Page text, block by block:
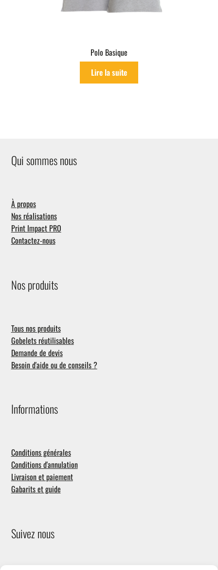
Polo Basique
Lire la suite
Qui sommes nous
À propos
Nos réalisations
Print Impact PRO
Contactez-nous
Nos produits
Tous nos produits
Gobelets réutilisables
Demande de devis
Besoin d'aide ou de conseils ?
Informations
Conditions générales
Conditions d'annulation
Livraison et paiement
Gabarits et guide
Suivez nous